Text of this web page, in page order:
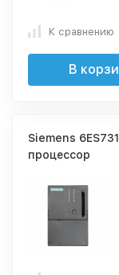
К сравнению
В
Siemens
процессор